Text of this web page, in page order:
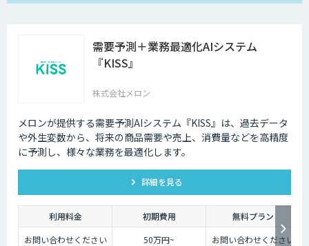
需要予測＋業務最適化AIシステム
『KISS』
株式会社メロン
メロンが提供する需要予測AIシステム『KISS』は、過去データ
や外生変数から、将来の商品需要や売上、消費量などを高精度
に予測し、様々な業務を最適化します。
詳細を見る
利用料金 初期費用
無料プラン
お問い合わせください
50万円~ お問い合わせください